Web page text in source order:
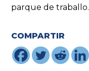
parque de traballo.
COMPARTIR